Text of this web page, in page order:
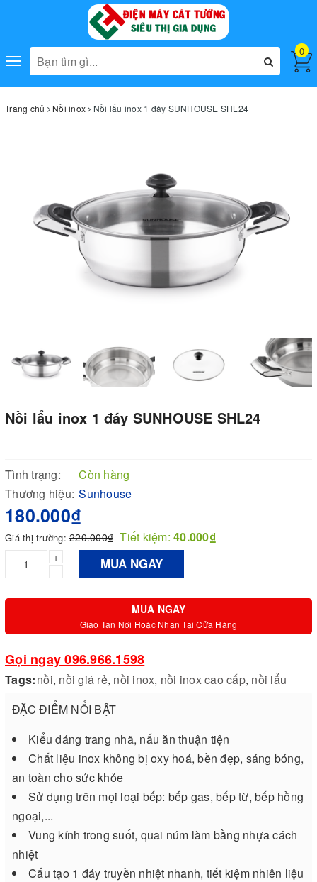
Toggle
navigation
0
Trang chủ Nồi inox Nồi lẩu inox 1 đáy SUNHOUSE SHL24
Nồi lẩu inox 1 đáy SUNHOUSE SHL24
Tình trạng:
Còn hàng
Thương hiệu: Sunhouse
180.000₫
Giá thị trường: 220.000₫ Tiết kiệm: 40.000₫
+
–
MUA NGAY
MUA NGAY
Giao Tận Nơi Hoặc Nhận Tại Cửa Hàng
Gọi ngay 096.966.1598
Tags:nồi, nồi giá rẻ, nồi inox, nồi inox cao cấp, nồi lẩu
ĐẶC ĐIỂM NỔI BẬT
Kiểu dáng trang nhã, nấu ăn thuận tiện
Chất liệu inox không bị oxy hoá, bền đẹp, sáng bóng,
an toàn cho sức khỏe
Sử dụng trên mọi loại bếp: bếp gas, bếp từ, bếp hồng
ngoại,...
Vung kính trong suốt, quai núm làm bằng nhựa cách
nhiệt
Cấu tạo 1 đáy truyền nhiệt nhanh, tiết kiệm nhiên liệu